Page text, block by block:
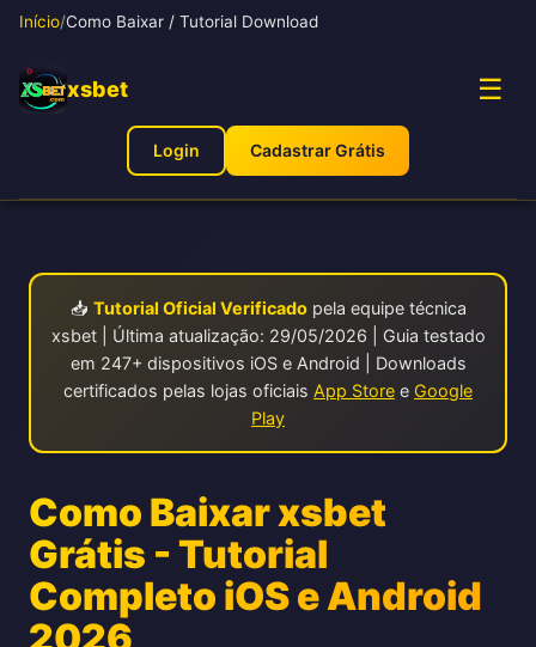
Início/Como Baixar / Tutorial Download
xsbet ☰
Login Cadastrar Grátis
📥 Tutorial Oficial Verificadopela equipe técnica
xsbet | Última atualização: 29/05/2026 | Guia testado
em 247+ dispositivos iOS e Android | Downloads
certificados pelas lojas oficiais App Store e Google
Play
Como Baixar xsbet
Grátis - Tutorial
Completo iOS e Android